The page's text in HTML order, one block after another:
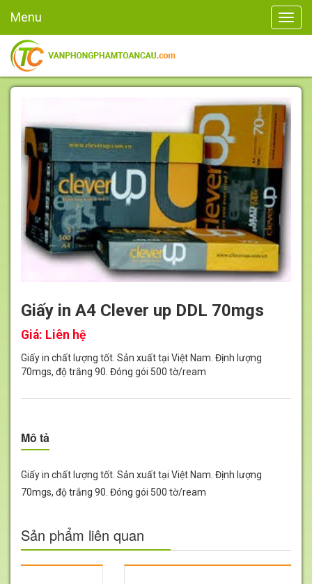
Menu
Giấy in A4 Clever up DDL 70mgs
Giá: Liên hệ
Giấy in chất lượng tốt. Sản xuất tại Việt Nam. Định lượng
70mgs, độ trắng 90. Đóng gói 500 tờ/ream
Mô tả
Giấy in chất lượng tốt. Sản xuất tại Việt Nam. Định lượng
70mgs, độ trắng 90. Đóng gói 500 tờ/ream
Sản phẩm liên quan